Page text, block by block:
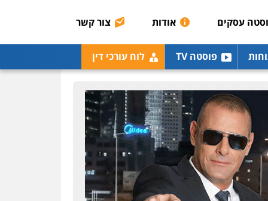
עסקים אודות צור קשר
פוסטה TV לוח עורכי דין
0507120031
עו"ד אייל אביטל
פלילי פשיעה חמורה
מעצרים וחקירות
0544712201
עו"ד בועז קניג
פלילי משפחה כלכלי צבאי
0507003001